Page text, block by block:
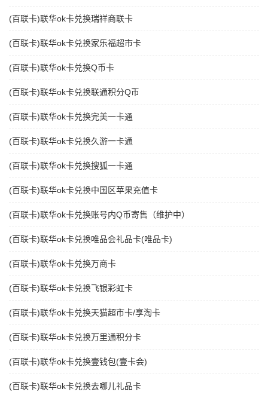
(百联卡)联华ok卡兑换瑞祥商联卡
(百联卡)联华ok卡兑换家乐福超市卡
(百联卡)联华ok卡兑换Q币卡
(百联卡)联华ok卡兑换联通积分Q币
(百联卡)联华ok卡兑换完美一卡通
(百联卡)联华ok卡兑换久游一卡通
(百联卡)联华ok卡兑换搜狐一卡通
(百联卡)联华ok卡兑换中国区苹果充值卡
(百联卡)联华ok卡兑换账号内Q币寄售（维护中）
(百联卡)联华ok卡兑换唯品会礼品卡(唯品卡)
(百联卡)联华ok卡兑换万商卡
(百联卡)联华ok卡兑换飞银彩虹卡
(百联卡)联华ok卡兑换天猫超市卡/享淘卡
(百联卡)联华ok卡兑换万里通积分卡
(百联卡)联华ok卡兑换壹钱包(壹卡会)
(百联卡)联华ok卡兑换去哪儿礼品卡